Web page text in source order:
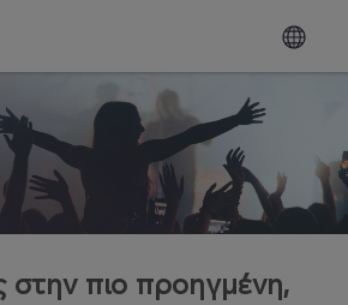
πιο προηγμένη,